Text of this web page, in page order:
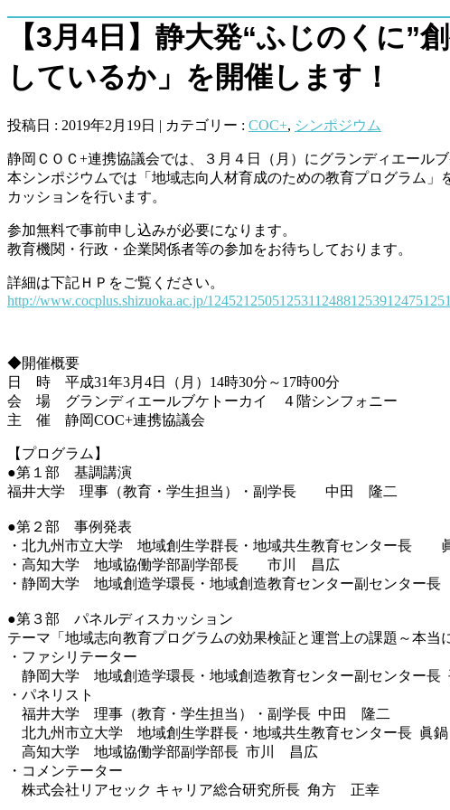
【3月4日】静大発“ふじのくに
しているか」を開催します！
投稿日 : 2019年2月19日 | カテゴリー : COC+, シンポジウム
静岡ＣＯＣ+連携協議会では、３月４日（月）にグランディエール
本シンポジウムでは「地域志向人材育成のための教育プログラム
カッションを行います。
参加無料で事前申し込みが必要になります。
教育機関・行政・企業関係者等の参加をお待ちしております。
詳細は下記ＨＰをご覧ください。
http://www.cocplus.shizuoka.ac.jp/
◆開催概要
日 時 平成31年3月4日（月）14時30分～17時00分
会 場 グランディエールブケトーカイ ４階シンフォニー
主 催 静岡COC+連携協議会
【プログラム】
●第１部 基調講演
福井大学 理事（教育・学生担当）・副学長 中田 隆二
●第２部 事例発表
・北九州市立大学 地域創生学群長・地域共生教育センター長
・高知大学 地域協働学部副学部長 市川 昌広
・静岡大学 地域創造学環長・地域創造教育センター副センタ
●第３部 パネルディスカッション
テーマ「地域志向教育プログラムの効果検証と運営上の課題～本当
・ファシリテーター
静岡大学 地域創造学環長・地域創造教育センター副センター
・パネリスト
福井大学 理事（教育・学生担当）・副学長 中田 隆二
北九州市立大学 地域創生学群長・地域共生教育センター長 眞
高知大学 地域協働学部副学部長 市川 昌広
・コメンテーター
株式会社リアセック キャリア総合研究所長 角方 正幸